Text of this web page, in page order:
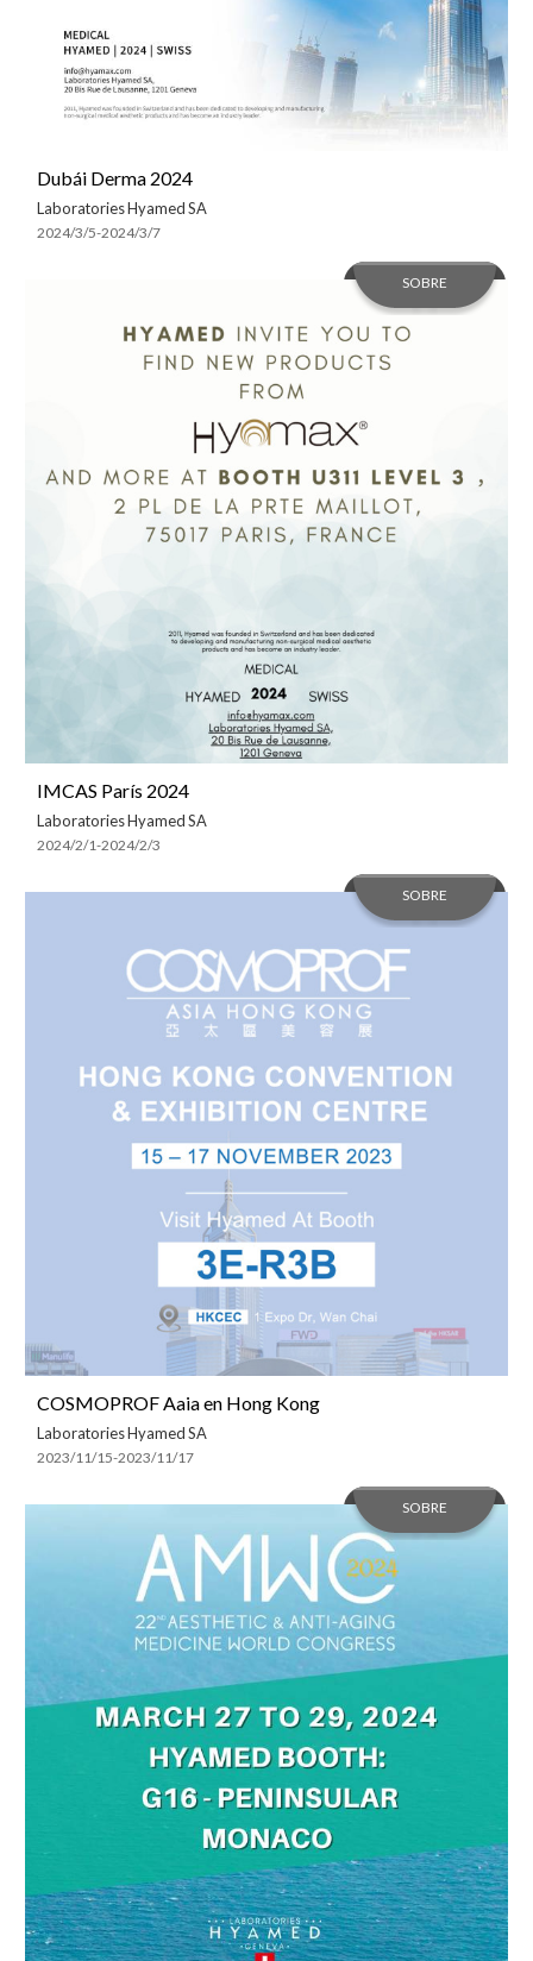
Dubái Derma 2024
Laboratories Hyamed SA
2024/3/5-2024/3/7
IMCAS París 2024
Laboratories Hyamed SA
SOBRE
2024/2/1-2024/2/3
COSMOPROF Aaia en Hong Kong
Laboratories Hyamed SA
SOBRE
2023/11/15-2023/11/17
SOBRE